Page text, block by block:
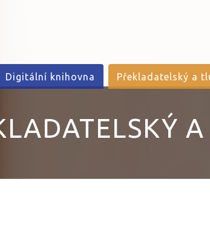
Digitální knihovna Překladatelský a